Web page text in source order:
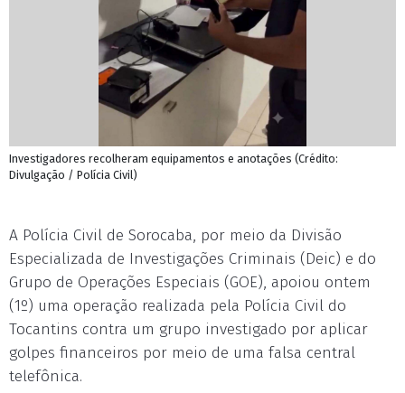
Investigadores recolheram equipamentos e anotações (Crédito:
Divulgação / Polícia Civil)
A Polícia Civil de Sorocaba, por meio da Divisão
Especializada de Investigações Criminais (Deic) e do
Grupo de Operações Especiais (GOE), apoiou ontem
(1º) uma operação realizada pela Polícia Civil do
Tocantins contra um grupo investigado por aplicar
golpes financeiros por meio de uma falsa central
telefônica.